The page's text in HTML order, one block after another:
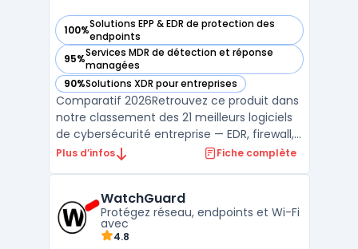
100%Solutions EPP & EDR de protection des
endpoints
— voir Crowdstrike Falcon dans cette catégorie
95%Services MDR de détection et réponse
managées
— voir Crowdstrike Falcon dans cette catégorie
90%Solutions XDR pour entreprises
— voir Crowdstrike Falcon dans cette catégorie
Comparatif 2026Retrouvez ce produit dans
notre classement des 21 meilleurs logiciels
de cybersécurité entreprise — EDR, firewall,
SIEM, XDR. ...
Plus d’infos Fiche complète
WatchGuard
Protégez réseau, endpoints et Wi-Fi
avec
4.8